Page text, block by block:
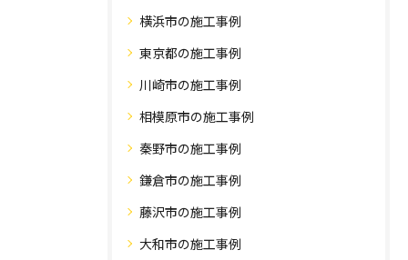
横浜市の施工事例
東京都の施工事例
川崎市の施工事例
相模原市の施工事例
秦野市の施工事例
鎌倉市の施工事例
藤沢市の施工事例
大和市の施工事例